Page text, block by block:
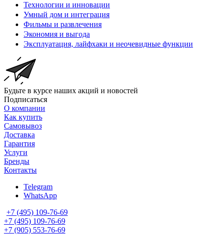
Технологии и инновации
Умный дом и интеграция
Фильмы и развлечения
Экономия и выгода
Эксплуатация, лайфхаки и неочевидные функции
Будьте в курсе наших акций и новостей
Подписаться
О компании
Как купить
Самовывоз
Доставка
Гарантия
Услуги
Бренды
Контакты
Telegram
WhatsApp
+7 (495) 109-76-69
+7 (495) 109-76-69
+7 (905) 553-76-69